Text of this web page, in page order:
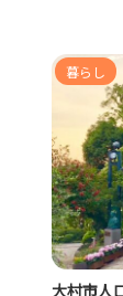
を防ぐ
暮らし
大村市人